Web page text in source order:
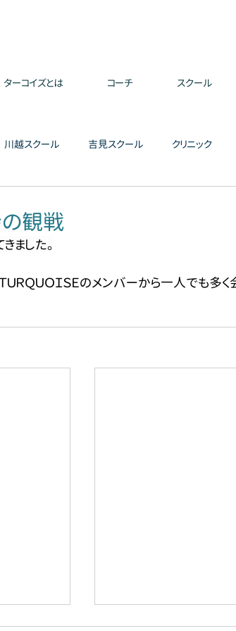
川越スクール 吉見スクール クリニック
観戦
ました。
ＵＲＱＵＯＩＳＥのメンバーから一人でも多
ターコイズとは コーチ スクール